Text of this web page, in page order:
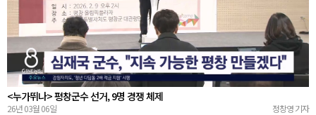
<누가뛰나> 평창군수 선거, 9명 경쟁 체제
26년 03월 06일 정창영 기자